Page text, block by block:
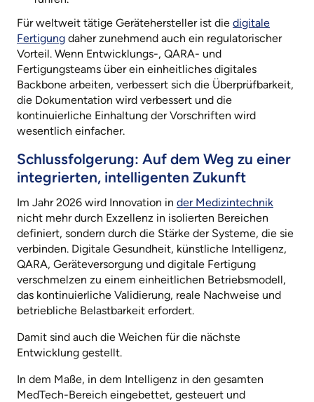
Für weltweit tätige Gerätehersteller ist die digitale
Fertigung daher zunehmend auch ein regulatorischer
Vorteil. Wenn Entwicklungs-, QARA- und
Fertigungsteams über ein einheitliches digitales
Backbone arbeiten, verbessert sich die Überprüfbarkeit,
die Dokumentation wird verbessert und die
kontinuierliche Einhaltung der Vorschriften wird
wesentlich einfacher.
Schlussfolgerung: Auf dem Weg zu einer
integrierten, intelligenten Zukunft
Im Jahr 2026 wird Innovation in der Medizintechnik
nicht mehr durch Exzellenz in isolierten Bereichen
definiert, sondern durch die Stärke der Systeme, die sie
verbinden. Digitale Gesundheit, künstliche Intelligenz,
QARA, Geräteversorgung und digitale Fertigung
verschmelzen zu einem einheitlichen Betriebsmodell,
das kontinuierliche Validierung, reale Nachweise und
betriebliche Belastbarkeit erfordert.
Damit sind auch die Weichen für die nächste
Entwicklung gestellt.
In dem Maße, in dem Intelligenz in den gesamten
MedTech-Bereich eingebettet, gesteuert und